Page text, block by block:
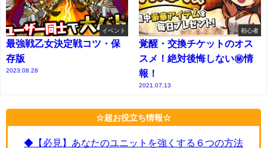
イベント
最強戦乙女決定戦コツ・保
存版
2023.08.28
初心者
覚醒・交換チケットのオス
スメ！絶対後悔しない㊙情
報！
2021.07.13
☆超お役立ち情報☆
◆【必見】あなたのユニットを強くする６つの方法